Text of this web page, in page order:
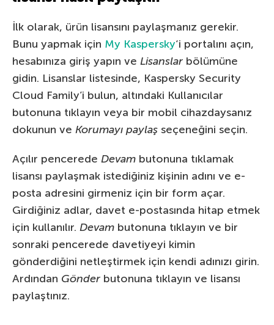
İlk olarak, ürün lisansını paylaşmanız gerekir.
Bunu yapmak için My Kaspersky‘i portalını açın,
hesabınıza giriş yapın ve Lisanslar bölümüne
gidin. Lisanslar listesinde, Kaspersky Security
Cloud Family’i bulun, altındaki Kullanıcılar
butonuna tıklayın veya bir mobil cihazdaysanız
dokunun ve Korumayı paylaş seçeneğini seçin.
Açılır pencerede Devam butonuna tıklamak
lisansı paylaşmak istediğiniz kişinin adını ve e-
posta adresini girmeniz için bir form açar.
Girdiğiniz adlar, davet e-postasında hitap etmek
için kullanılır. Devam butonuna tıklayın ve bir
sonraki pencerede davetiyeyi kimin
gönderdiğini netleştirmek için kendi adınızı girin.
Ardından Gönder butonuna tıklayın ve lisansı
paylaştınız.